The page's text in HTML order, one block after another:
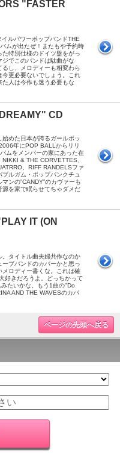
"FASTER
ルパワーポップバンドTHE
ムが出たぜ！またもや予約時
特別仕様のドイツ盤をがっ
でこのバンドは駄曲がな
し、メロディーも相変わら
更必要ないでしょう。これ
た人は今作も迷う必要もな
CD
めた日本が誇るガールポッ
年にPOP BALLからリリ
ムをメンバーの家にあった在
& THE CORVETTES、
、RIFF RANDELSファ
ルガム・ポップパンクチュ
ンの”CANDY”のカヴァーも
を家で眠らせてちゃダメだ
IT (ON
タイトル曲夫婦共作なのか
ブバンドのカバーかと思っ
ロディー書くな。これは確
好きだろうよ。どっちかって
たいかな。もう1曲の"Do
AND THE WAVESのカバ
ページの先頭へ戻る